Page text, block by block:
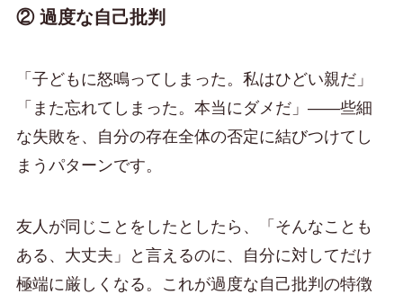
② 過度な自己批判
「子どもに怒鳴ってしまった。私はひどい親だ」
「また忘れてしまった。本当にダメだ」——些細
な失敗を、自分の存在全体の否定に結びつけてし
まうパターンです。
友人が同じことをしたとしたら、「そんなことも
ある、大丈夫」と言えるのに、自分に対してだけ
極端に厳しくなる。これが過度な自己批判の特徴